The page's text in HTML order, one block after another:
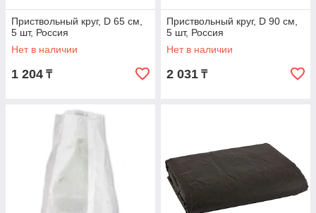
Приствольный круг, D 65 см,
5 шт, Россия
Нет в наличии
1 204 ₸
Приствольный круг, D 90 см,
5 шт, Россия
Нет в наличии
2 031 ₸